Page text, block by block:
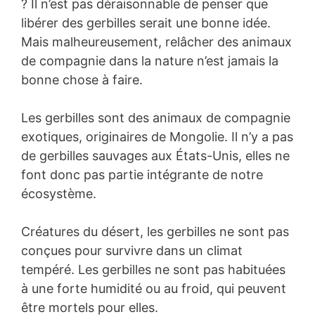
? Il n’est pas déraisonnable de penser que
libérer des gerbilles serait une bonne idée.
Mais malheureusement, relâcher des animaux
de compagnie dans la nature n’est jamais la
bonne chose à faire.
Les gerbilles sont des animaux de compagnie
exotiques, originaires de Mongolie. Il n’y a pas
de gerbilles sauvages aux États-Unis, elles ne
font donc pas partie intégrante de notre
écosystème.
Créatures du désert, les gerbilles ne sont pas
conçues pour survivre dans un climat
tempéré. Les gerbilles ne sont pas habituées
à une forte humidité ou au froid, qui peuvent
être mortels pour elles.